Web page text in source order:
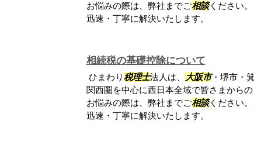
お悩みの際は、弊社までご相談ください
迅速・丁寧に解決いたします。
相続税の基礎控除について
ひまわり税理士法人は、 大阪市・堺市・
関西圏を中心に西日本全域で皆さまから
お悩みの際は、弊社までご相談ください
迅速・丁寧に解決いたします。